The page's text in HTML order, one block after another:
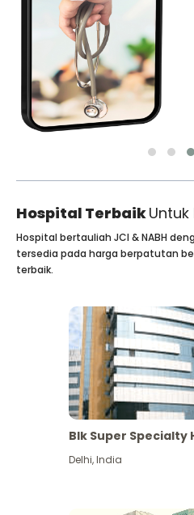
Hospital Terbaik
Hospital bertauliah JCI & NABH
tersedia pada harga berpatutan
terbaik.
Blk Super Specialty
Delhi,India